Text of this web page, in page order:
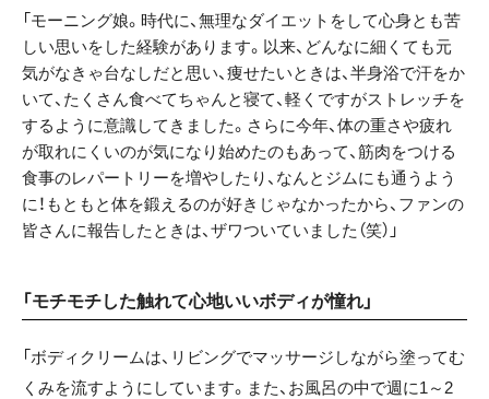
「モーニング娘。時代に、無理なダイエットをして心身とも苦
しい思いをした経験があります。以来、どんなに細くても元
気がなきゃ台なしだと思い、痩せたいときは、半身浴で汗をか
いて、たくさん食べてちゃんと寝て、軽くですがストレッチを
するように意識してきました。さらに今年、体の重さや疲れ
が取れにくいのが気になり始めたのもあって、筋肉をつける
食事のレパートリーを増やしたり、なんとジムにも通うよう
に！もともと体を鍛えるのが好きじゃなかったから、ファンの
皆さんに報告したときは、ザワついていました（笑）」
「モチモチした触れて心地いいボディが憧れ」
「ボディクリームは、リビングでマッサージしながら塗ってむ
くみを流すようにしています。また、お風呂の中で週に1～2